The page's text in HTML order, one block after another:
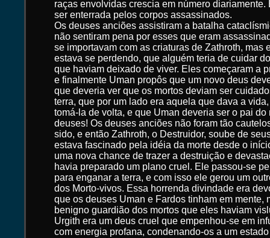
raças envolvidas crescia em número diariamente.
ser enterrada pelos corpos assassinados.
Os deuses anciões assistiram a batalha
não sentiram pena por esses que eram
se importavam com as criaturas de Zathroth, mas
estava se perdendo, que alguém teria de cuidar
que haviam deixado de viver. Eles começaram a
e finalmente Uman propôs que um novo deus
que deveria ver que os mortos deviam ser
terra, que por um lado era aquela que dava a
tomá-la de volta, e que Uman deveria ser o pai do
deuses! Os deuses anciões não foram tão
sido, e então Zathroth, o Destruidor, soube de
estava fascinado pela idéia da morte desde o
uma nova chance de trazer a destruição e
havia preparado um plano cruel. Ele passou-se
para enganar a terra, e com isso ele gerou um
dos Morto-vivos. Essa horrenda divindade era
que os deuses Uman e Fardos tinham em mente,
benigno guardião dos mortos que eles haviam
Urgith era um deus cruel que empenhou-se em
com energia profana, condenando-os a um